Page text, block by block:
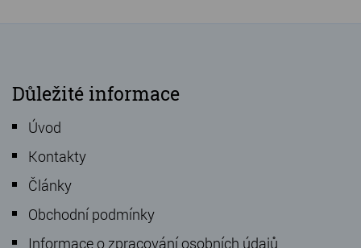
Důležité informace
Úvod
Kontakty
Články
Obchodní podmínky
Informace o zpracování osobních údajů